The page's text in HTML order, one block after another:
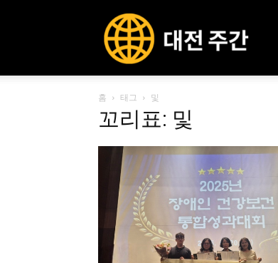
전
주
홈 태그 및
꼬리표: 및